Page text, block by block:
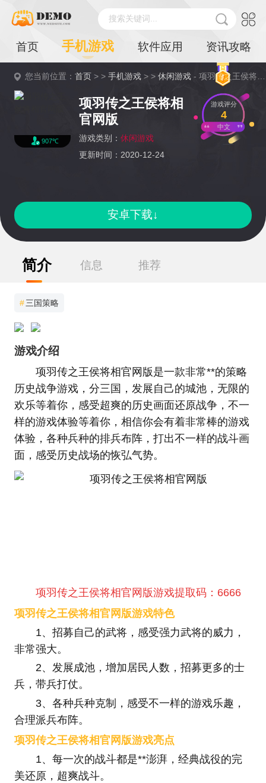
搜索关键词...
首页 手机游戏 软件应用 资讯攻略
您当前位置：首页 > >手机游戏 > >休闲游戏 - 项羽传之王侯将相官网版详情
907℃
项羽传之王侯将相
官网版
游戏类别： 休闲游戏
更新时间：2020-12-24
游戏评分
4
中文
安卓下载↓
简介 信息 推荐
#三国策略
游戏介绍
项羽传之王侯将相官网版是一款非常**的策略
历史战争游戏，分三国，发展自己的城池，无限的
欢乐等着你，感受超爽的历史画面还原战争，不一
样的游戏体验等着你，相信你会有着非常棒的游戏
体验，各种兵种的排兵布阵，打出不一样的战斗画
面，感受历史战场的恢弘气势。
项羽传之王侯将相官网版游戏提取码：6666
项羽传之王侯将相官网版游戏特色
1、招募自己的武将，感受强力武将的威力，
非常强大。
2、发展成池，增加居民人数，招募更多的士
兵，带兵打仗。
3、各种兵种克制，感受不一样的游戏乐趣，
合理派兵布阵。
项羽传之王侯将相官网版游戏亮点
1、每一次的战斗都是**澎湃，经典战役的完
美还原，超爽战斗。